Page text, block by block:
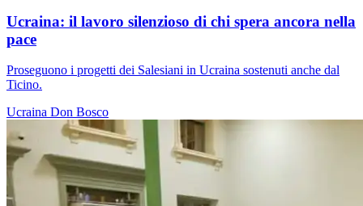
Ucraina: il lavoro silenzioso di chi spera ancora nella
pace
Proseguono i progetti dei Salesiani in Ucraina sostenuti anche dal
Ticino.
Ucraina Don Bosco